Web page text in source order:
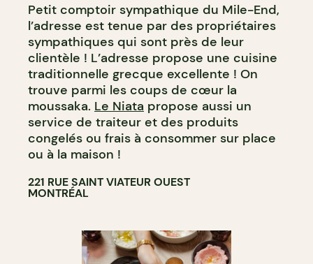
Petit comptoir sympathique du Mile-End,
l’adresse est tenue par des propriétaires
sympathiques qui sont près de leur
clientèle ! L’adresse propose une cuisine
traditionnelle grecque excellente ! On
trouve parmi les coups de cœur la
moussaka. Le Niata propose aussi un
service de traiteur et des produits
congelés ou frais à consommer sur place
ou à la maison !
221 RUE SAINT VIATEUR OUEST
MONTRÉAL